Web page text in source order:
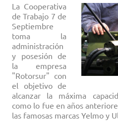
La Cooperativa
de Trabajo 7 de
Septiembre
toma la
administración
y posesión de
la empresa
"Rotorsur" con
el objetivo de
alcanzar la máxima
como lo fue en años
las famosas marcas Yelmo y